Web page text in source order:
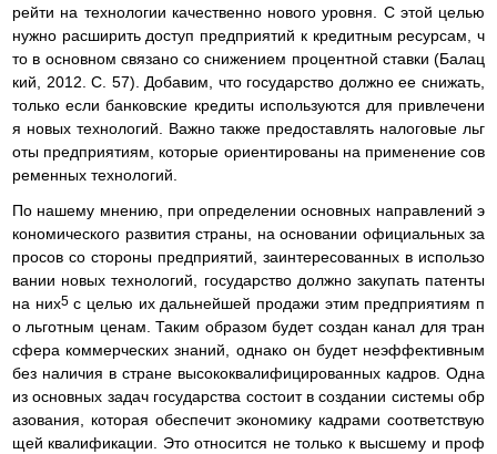
рейти на технологии качественно нового уровня. С этой целью
нужно расширить доступ предприятий к кредитным ресурсам, ч
то в основном связано со снижением процентной ставки (Балац
кий, 2012. С. 57). Добавим, что государство должно ее снижать,
только если банковские кредиты используются для привлечени
я новых технологий. Важно также предоставлять налоговые льг
оты предприятиям, которые ориентированы на применение сов
ременных технологий.
По нашему мнению, при определении основных направлений э
кономического развития страны, на основании официальных за
просов со стороны предприятий, заинтересованных в использо
вании новых технологий, государство должно закупать патенты
на них5с целью их дальнейшей продажи этим предприятиям п
о льготным ценам. Таким образом будет создан канал для тран
сфера коммерческих знаний, однако он будет неэффективным
без наличия в стране высококвалифицированных кадров. Одна
из основных задач государства состоит в создании системы обр
азования, которая обеспечит экономику кадрами соответствую
щей квалификации. Это относится не только к высшему и проф